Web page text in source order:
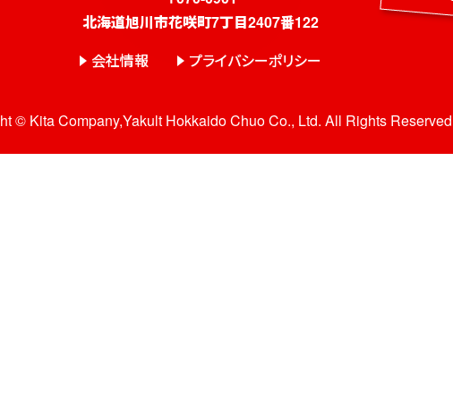
北海道旭川市花咲町7丁目2407番122
会社情報
プライバシーポリシー
© Kita Company,Yakult Hokkaido Chuo Co., Ltd. All Rights Reserved